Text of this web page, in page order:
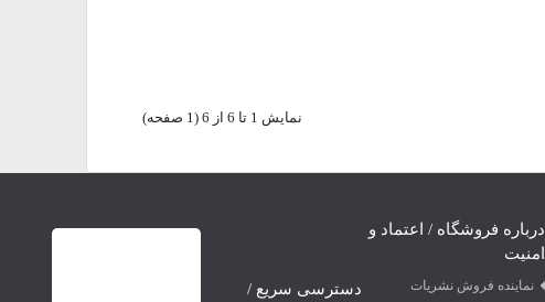
نمايش 1 تا 6 از 6 (1 صفحه)
درباره فروشگاه / اعتماد و
امنیت
نماینده فروش نشریات
دسترسی سریع /